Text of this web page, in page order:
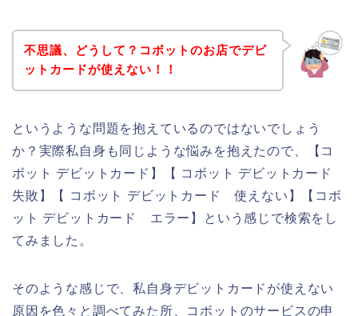
不思議、どうして？コボットのお店でデビ
ットカードが使えない！！
というような問題を抱えているのではないでしょう
か？実際私自身も同じような悩みを抱えたので、【コ
ボット デビットカード】【 コボット デビットカード
失敗】【 コボット デビットカード 使えない】【コボ
ット デビットカード エラー】という感じで検索をし
てみました。
そのような感じで、私自身デビットカードが使えない
原因を色々と調べてみた所、コボットのサービスの申